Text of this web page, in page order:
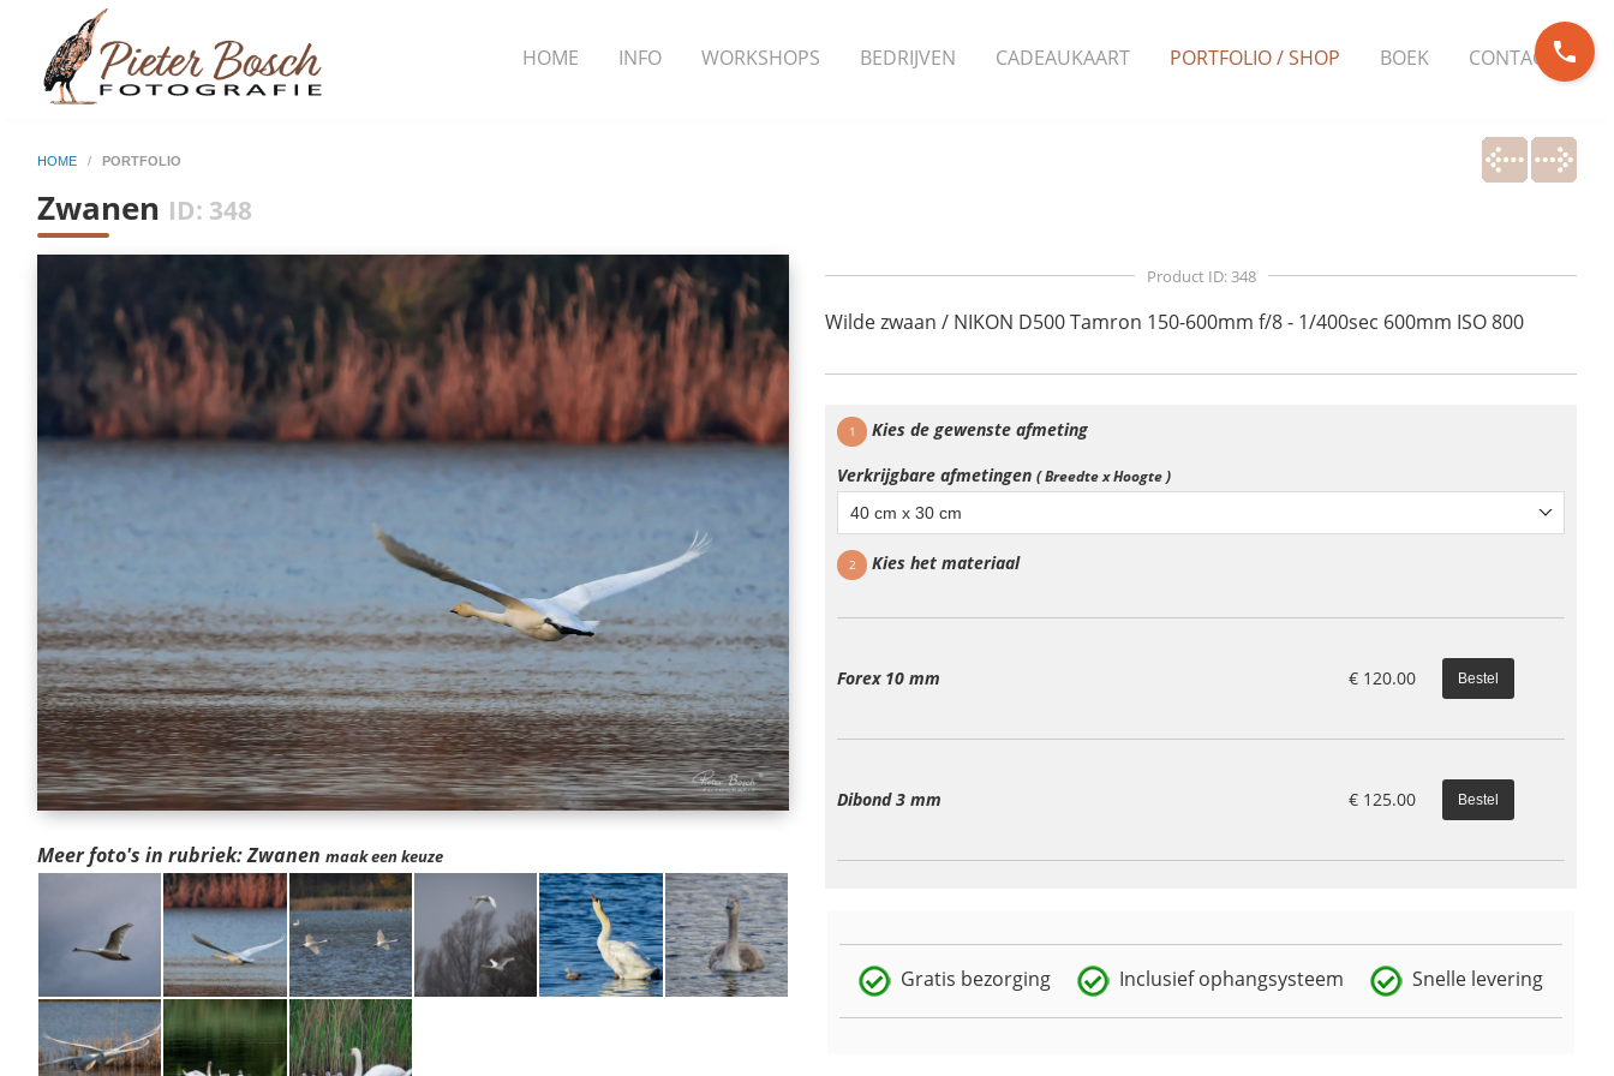
phone
HOME INFO WORKSHOPS BEDRIJVEN CADEAUKAART PORTFOLIO / SHOP BOEK CONTACT
HOME / PORTFOLIO
Zwanen ID: 348
Meer foto's in rubriek: Zwanen maak een keuze
Product ID: 348
Wilde zwaan / NIKON D500 Tamron 150-600mm f/8 - 1/400sec 600mm ISO 800
1
Kies de gewenste afmeting
Verkrijgbare afmetingen ( Breedte x Hoogte )
40 cm x 30 cm
2 Kies het materiaal
Forex 10 mm € 120.00
Dibond 3 mm € 125.00
Gratis bezorging Inclusief ophangsysteem Snelle levering